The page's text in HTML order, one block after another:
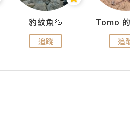
豹紋魚💦
追蹤 追蹤